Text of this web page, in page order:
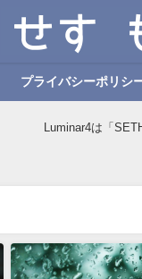
プライバシーポリシ
Luminar4は「